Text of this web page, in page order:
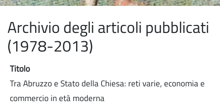
Archivio degli articoli pubblicati
(1978-2013)
Titolo
Tra Abruzzo e Stato della Chiesa: reti varie, economia e
commercio in età moderna